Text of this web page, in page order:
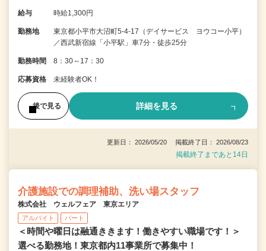
給与 時給1,300円
勤務地
東京都小平市大沼町5-4-17（デイサービス ヨウコー小平）
／西武新宿線「小平駅」車7分・徒歩25分
勤務時間 8：30～17：30
応募資格 未経験者OK！
後で見る 詳細を見る
更新日： 2026/05/20 掲載終了日： 2026/08/23
掲載終了まであと14日
介護施設での調理補助、洗い場スタッフ
株式会社 ウェルフェア 東京エリア
アルバイト パート
＜時間や曜日は融通ききます！働きやすい職場です！＞
選べる勤務地！東京都内11事業所で募集中！